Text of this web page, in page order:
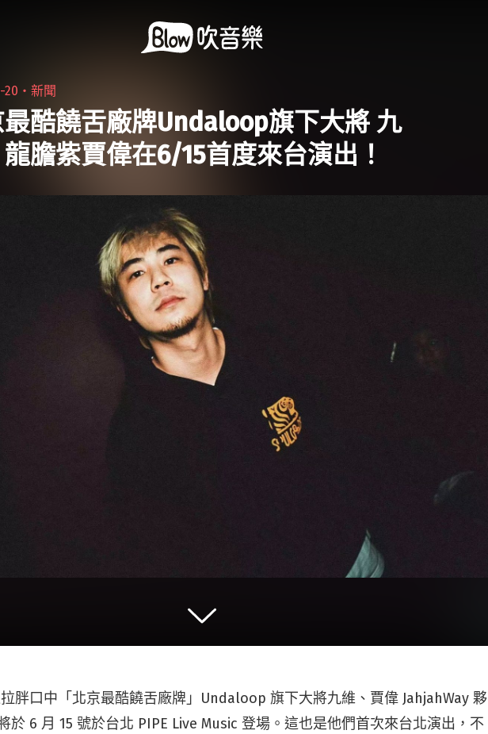
20・新聞
酷饒舌廠牌Undaloop旗下大將 九
膽紫賈偉在6/15首度來台演出！
胖口中「北京最酷饒舌廠牌」Undaloop 旗下大將九維、賈偉 JahjahWay 夥
於 6 月 15 號於台北 PIPE Live Music 登場。這也是他們首次來台北演出，不